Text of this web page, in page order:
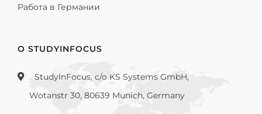
Работа в Германии
О STUDYINFOCUS
StudyInFocus, c/o KS Systems GmbH,
Wotanstr 30, 80639 Munich, Germany